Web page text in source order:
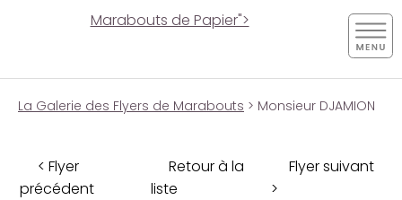
Marabouts de Papier">
La Galerie des Flyers de Marabouts > Monsieur DJAMION
< Flyer
précédent
Retour à la
liste
Flyer suivant
>